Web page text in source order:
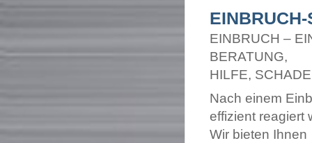
EINBRUCH –
BERATUNG,
HILFE,
Nach einem
effizient reagiert
Wir bieten Ihnen